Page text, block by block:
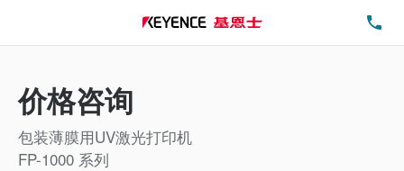
价格咨询
包装薄膜用UV激光打印机
FP-1000 系列